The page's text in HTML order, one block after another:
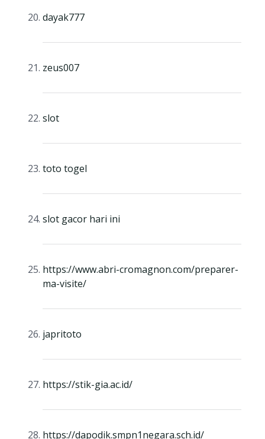
dayak777
zeus007
slot
toto togel
slot gacor hari ini
https://www.abri-cromagnon.com/preparer-
ma-visite/
japritoto
https://stik-gia.ac.id/
https://dapodik.smpn1negara.sch.id/